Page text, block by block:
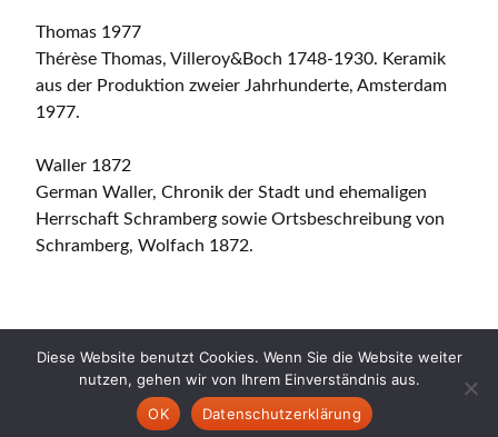
Thomas 1977
Thérèse Thomas, Villeroy&Boch 1748-1930. Keramik
aus der Produktion zweier Jahrhunderte, Amsterdam
1977.
Waller 1872
German Waller, Chronik der Stadt und ehemaligen
Herrschaft Schramberg sowie Ortsbeschreibung von
Schramberg, Wolfach 1872.
Copyright © 2026 CERAMICA CH. All Rights Reserved.
Diese Website benutzt Cookies. Wenn Sie die Website weiter
nutzen, gehen wir von Ihrem Einverständnis aus.
OK
Datenschutzerklärung